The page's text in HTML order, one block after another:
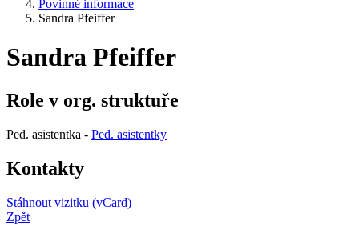
Povinné informace
Sandra Pfeiffer
Sandra Pfeiffer
Role v org. struktuře
Ped. asistentka - Ped. asistentky
Kontakty
Stáhnout vizitku (vCard)
Zpět